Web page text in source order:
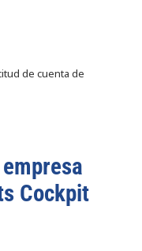
de cuenta de
-
Cockpit